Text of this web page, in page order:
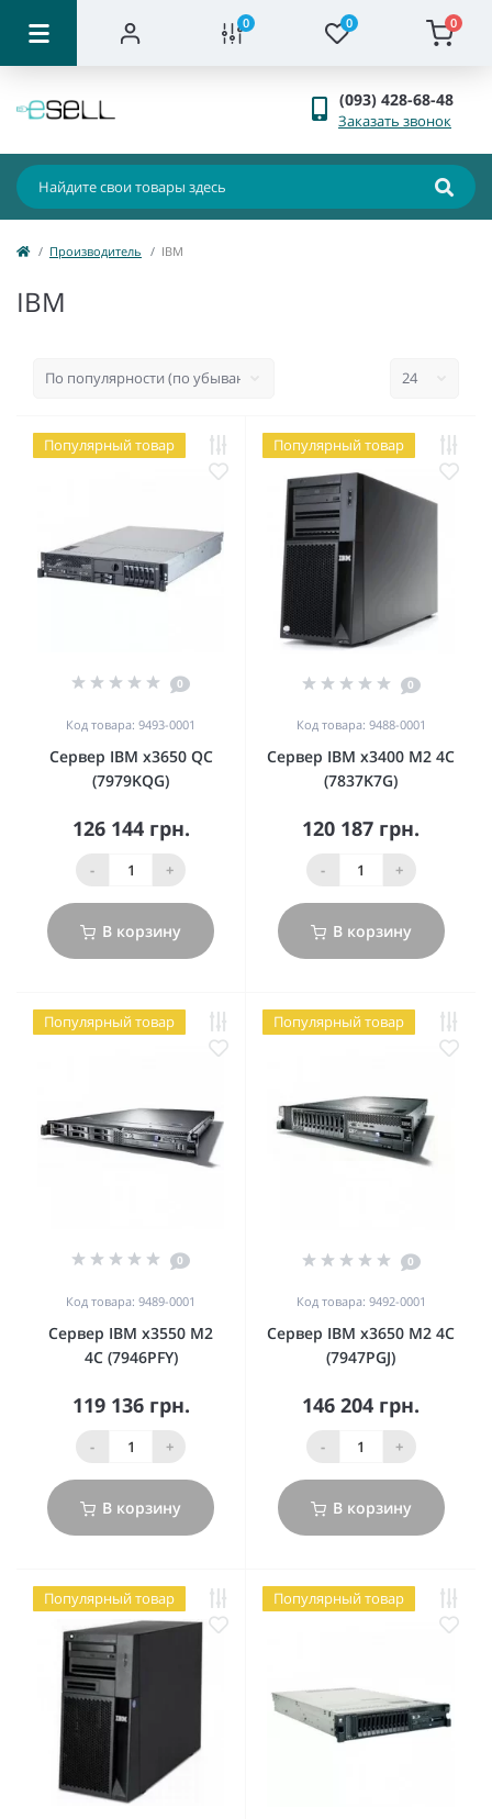
0 0 0
(093) 428-68-48
Заказать звонок
Производитель IBM
IBM
Популярный товар
0
Код товара: 9493-0001
Сервер IBM x3650 QC
(7979KQG)
126 144 грн.
- +
В корзину
Популярный товар
0
Код товара: 9488-0001
Сервер IBM x3400 M2 4C
(7837K7G)
120 187 грн.
- +
В корзину
Популярный товар
0
Код товара: 9489-0001
Сервер IBM x3550 M2
4C (7946PFY)
119 136 грн.
- +
В корзину
Популярный товар
0
Код товара: 9492-0001
Сервер IBM x3650 M2 4C
(7947PGJ)
146 204 грн.
- +
В корзину
Популярный товар Популярный товар